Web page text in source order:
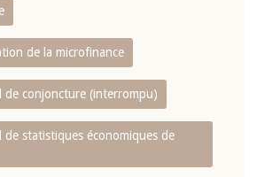
de la microfinance
de conjoncture (interrompu)
de statistiques économiques de